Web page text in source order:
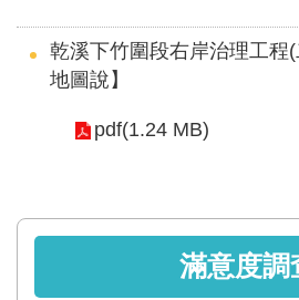
便
訊
乾溪下竹圍段右岸治理工程
地圖說】
pdf(1.24 MB)
滿意度調